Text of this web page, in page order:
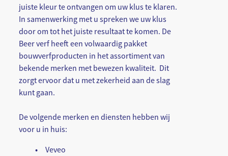
juiste kleur te ontvangen om uw klus te klaren.
In samenwerking met u spreken we uw klus
door om tot het juiste resultaat te komen. De
Beer verf heeft een volwaardig pakket
bouwverfproducten in het assortiment van
bekende merken met bewezen kwaliteit. Dit
zorgt ervoor dat u met zekerheid aan de slag
kunt gaan.
De volgende merken en diensten hebben wij
voor u in huis:
Veveo